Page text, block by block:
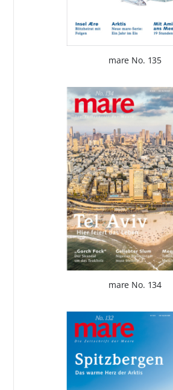
mare No. 135
mare No. 134